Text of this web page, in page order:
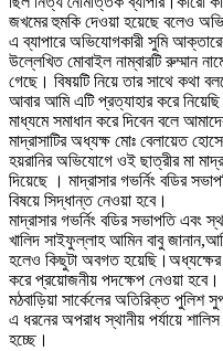
জখমের হুমকি দেওয়া হয়েছে বলেও
এ ব্যাপারে অভিযোগকারী সুমি
উল্লেখিত মোবাইল নাম্বারটি রুম্মান
গেছে। বিষয়টি নিয়ে তার সাথে কথা
আবার আমি এটি প্রত্যাহার করে
মাধ্যমে সমাধান করে দিবেন বলে
মাদ্রাসাটির অধ্যক্ষ মোঃ বেলায়েত
হয়রানির অভিযোগে ওই ছাত্রীর মা
দিয়েছে । মাদ্রাসার গভর্নিং বডির
বিষয়ে সিদ্ধান্ত নেওয়া হবে।
মাদ্রাসার গভর্নিং বডির সভাপতি
খালিদ সাইফুল্লাহ আমিন বাবু
হলেও কিছুটা অবগত হয়েছি।অধ্যক্ষের
করে প্রয়োজনীয় পদক্ষেপ নেওয়া হবে।
মঠবাড়িয়া সার্কেলের অতিরিক্ত পুলিশ
এ ধরনের অপরাধ স্থানীয় পর্যায়ে
হচ্ছে।